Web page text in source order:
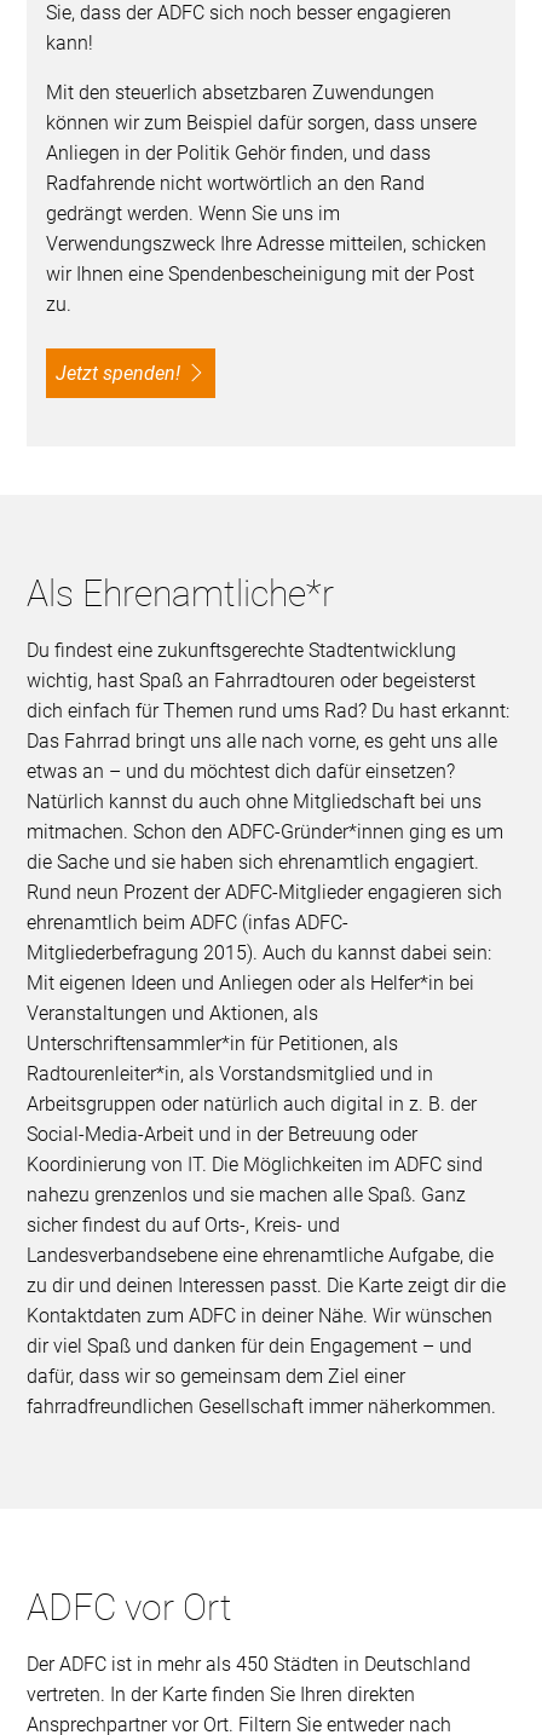
Sie, dass der ADFC sich noch besser engagieren
kann!
Mit den steuerlich absetzbaren Zuwendungen
können wir zum Beispiel dafür sorgen, dass unsere
Anliegen in der Politik Gehör finden, und dass
Radfahrende nicht wortwörtlich an den Rand
gedrängt werden. Wenn Sie uns im
Verwendungszweck Ihre Adresse mitteilen, schicken
wir Ihnen eine Spendenbescheinigung mit der Post
zu.
Jetzt spenden!
Als Ehrenamtliche*r
Du findest eine zukunftsgerechte Stadtentwicklung
wichtig, hast Spaß an Fahrradtouren oder begeisterst
dich einfach für Themen rund ums Rad? Du hast erkannt:
Das Fahrrad bringt uns alle nach vorne, es geht uns alle
etwas an – und du möchtest dich dafür einsetzen?
Natürlich kannst du auch ohne Mitgliedschaft bei uns
mitmachen. Schon den ADFC-Gründer*innen ging es um
die Sache und sie haben sich ehrenamtlich engagiert.
Rund neun Prozent der ADFC-Mitglieder engagieren sich
ehrenamtlich beim ADFC (infas ADFC-
Mitgliederbefragung 2015). Auch du kannst dabei sein:
Mit eigenen Ideen und Anliegen oder als Helfer*in bei
Veranstaltungen und Aktionen, als
Unterschriftensammler*in für Petitionen, als
Radtourenleiter*in, als Vorstandsmitglied und in
Arbeitsgruppen oder natürlich auch digital in z. B. der
Social-Media-Arbeit und in der Betreuung oder
Koordinierung von IT. Die Möglichkeiten im ADFC sind
nahezu grenzenlos und sie machen alle Spaß. Ganz
sicher findest du auf Orts-, Kreis- und
Landesverbandsebene eine ehrenamtliche Aufgabe, die
zu dir und deinen Interessen passt. Die Karte zeigt dir die
Kontaktdaten zum ADFC in deiner Nähe. Wir wünschen
dir viel Spaß und danken für dein Engagement – und
dafür, dass wir so gemeinsam dem Ziel einer
fahrradfreundlichen Gesellschaft immer näherkommen.
ADFC vor Ort
Der ADFC ist in mehr als 450 Städten in Deutschland
vertreten. In der Karte finden Sie Ihren direkten
Ansprechpartner vor Ort. Filtern Sie entweder nach